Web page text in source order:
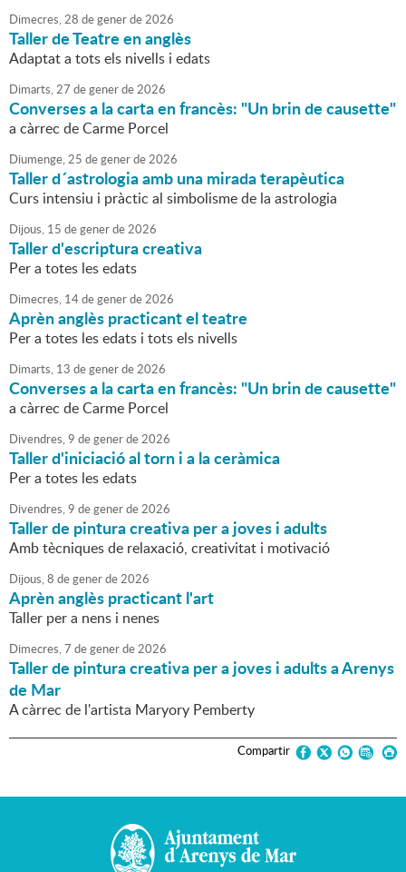
Dimecres,28 degenerde2026
Taller de Teatre en anglès
Adaptat a tots els nivells i edats
Dimarts,27 degenerde2026
Converses a la carta en francès: "Un brin de causette"
a càrrec de Carme Porcel
Diumenge,25 degenerde2026
Taller d´astrologia amb una mirada terapèutica
Curs intensiu i pràctic al simbolisme de la astrologia
Dijous, 15 degenerde2026
Taller d'escriptura creativa
Per a totes les edats
Dimecres, 14degenerde2026
Aprèn anglès practicant el teatre
Per a totes les edats i tots els nivells
Dimarts, 13 degenerde2026
Converses a la carta en francès: "Un brin de causette"
a càrrec de Carme Porcel
Divendres,9 degenerde2026
Taller d'iniciació al torn i a la ceràmica
Per a totes les edats
Divendres,9 degenerde2026
Taller de pintura creativa per a joves i adults
Amb tècniques de relaxació, creativitat i motivació
Dijous,8 degenerde2026
Aprèn anglès practicant l'art
Taller per a nens i nenes
Dimecres,7 degenerde2026
Taller de pintura creativa per a joves i adults a Arenys
de Mar
A càrrec de l'artista Maryory Pemberty
Compartir